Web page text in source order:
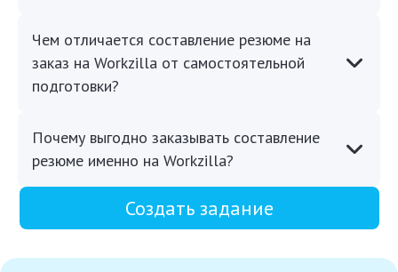
Чем отличается составление резюме на
заказ на Workzilla от самостоятельной
подготовки?
Почему выгодно заказывать составление
резюме именно на Workzilla?
Создать задание